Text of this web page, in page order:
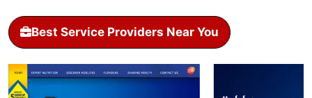
Best Service Providers Near You